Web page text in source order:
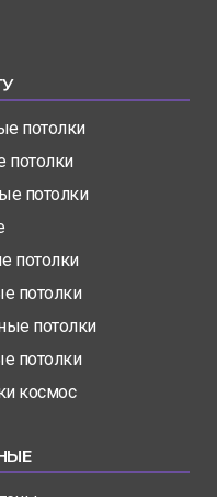
потолки
потолки
потолки
потолки
потолки
потолки
потолки
космос